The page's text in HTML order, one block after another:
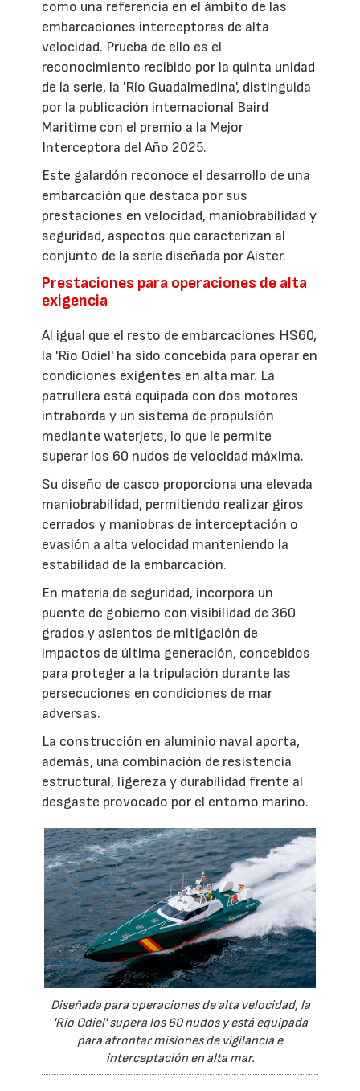
como una referencia en el ámbito de las
embarcaciones interceptoras de alta
velocidad. Prueba de ello es el
reconocimiento recibido por la quinta unidad
de la serie, la 'Río Guadalmedina', distinguida
por la publicación internacional Baird
Maritime con el premio a la Mejor
Interceptora del Año 2025.
Este galardón reconoce el desarrollo de una
embarcación que destaca por sus
prestaciones en velocidad, maniobrabilidad y
seguridad, aspectos que caracterizan al
conjunto de la serie diseñada por Aister.
Prestaciones para operaciones de alta
exigencia
Al igual que el resto de embarcaciones HS60,
la 'Río Odiel' ha sido concebida para operar en
condiciones exigentes en alta mar. La
patrullera está equipada con dos motores
intraborda y un sistema de propulsión
mediante waterjets, lo que le permite
superar los 60 nudos de velocidad máxima.
Su diseño de casco proporciona una elevada
maniobrabilidad, permitiendo realizar giros
cerrados y maniobras de interceptación o
evasión a alta velocidad manteniendo la
estabilidad de la embarcación.
En materia de seguridad, incorpora un
puente de gobierno con visibilidad de 360
grados y asientos de mitigación de
impactos de última generación, concebidos
para proteger a la tripulación durante las
persecuciones en condiciones de mar
adversas.
La construcción en aluminio naval aporta,
además, una combinación de resistencia
estructural, ligereza y durabilidad frente al
desgaste provocado por el entorno marino.
Diseñada para operaciones de alta velocidad, la
'Río Odiel' supera los 60 nudos y está equipada
para afrontar misiones de vigilancia e
interceptación en alta mar.